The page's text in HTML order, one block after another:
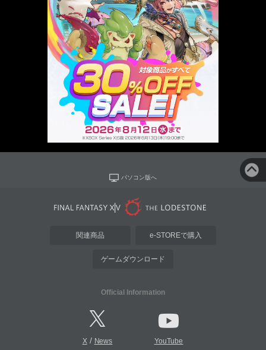
パソコン版へ
関連商品 e-STOREで購入
ゲームダウンロード
Official Information
X/ News YouTube